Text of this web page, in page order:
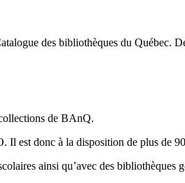
des bibliothèques du Québec.
de BAnQ.
Il est donc à la disposition de plus de
ainsi qu’avec des bibliothèques